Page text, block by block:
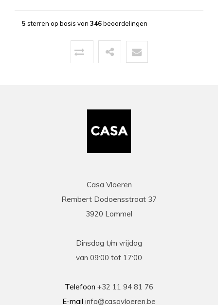
13-03-2026
Uitstekende service zowel voor, tijdens als na
vermelding voor de heel vriendelijke en
benodigdheden leverde en ons hielp om deze
Prima geholpen bij zowel de keuze als plaatsing
problemen tijdens plaatsing .
5 sterren op basis van 346beoordelingen
Casa Vloeren
Rembert Dodoensstraat 37
3920 Lommel
Dinsdag t/m vrijdag
van 09:00 tot 17:00
Telefoon +32 11 94 81 76
E-mail info@casavloeren.be